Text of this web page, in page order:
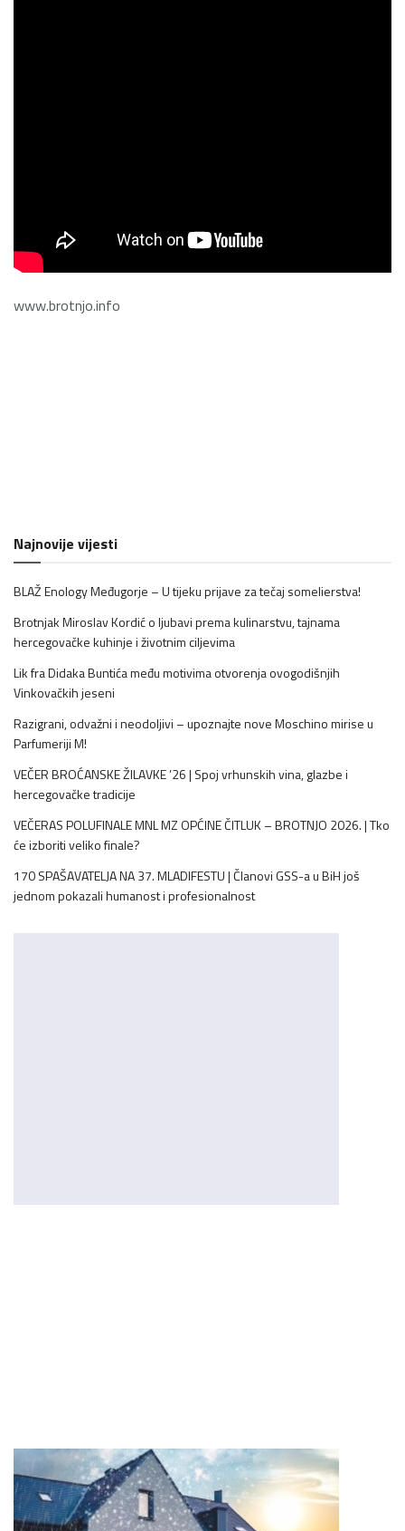
www.brotnjo.info
Najnovije vijesti
BLAŽ Enology Međugorje – U tijeku prijave za tečaj somelierstva!
Brotnjak Miroslav Kordić o ljubavi prema kulinarstvu, tajnama
hercegovačke kuhinje i životnim ciljevima
Lik fra Didaka Buntića među motivima otvorenja ovogodišnjih
Vinkovačkih jeseni
Razigrani, odvažni i neodoljivi – upoznajte nove Moschino mirise u
Parfumeriji M!
VEČER BROĆANSKE ŽILAVKE ’26 | Spoj vrhunskih vina, glazbe i
hercegovačke tradicije
VEČERAS POLUFINALE MNL MZ OPĆINE ČITLUK – BROTNJO 2026. | Tko
će izboriti veliko finale?
170 SPAŠAVATELJA NA 37. MLADIFESTU | Članovi GSS-a u BiH još
jednom pokazali humanost i profesionalnost